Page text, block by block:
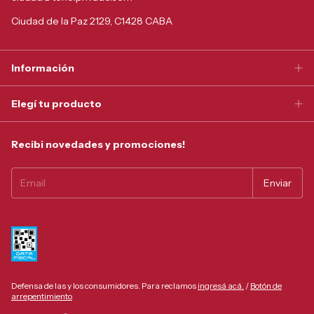
Ciudad de la Paz 2129, C1428 CABA
Información
Elegí tu producto
Recibi novedades y promociones!
Defensa de las y los consumidores. Para reclamos ingresá acá. / Botón de
arrepentimiento